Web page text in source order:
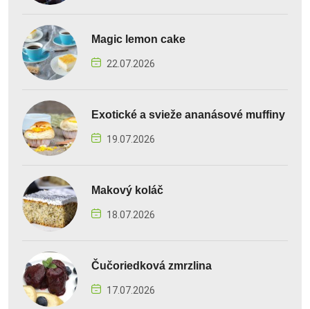
Magic lemon cake
22.07.2026
Exotické a svieže ananásové muffiny
19.07.2026
Makový koláč
18.07.2026
Čučoriedková zmrzlina
17.07.2026